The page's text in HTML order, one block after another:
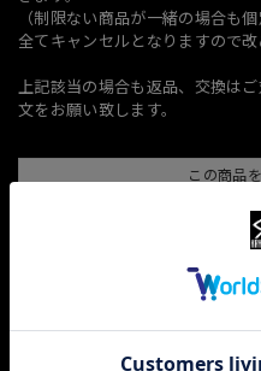
（制限ない商品が一緒の場合も
全てキャンセルとなりますので
上記該当の場合も返品、交換は
文をお願い致します。
この商品
ショップの評価